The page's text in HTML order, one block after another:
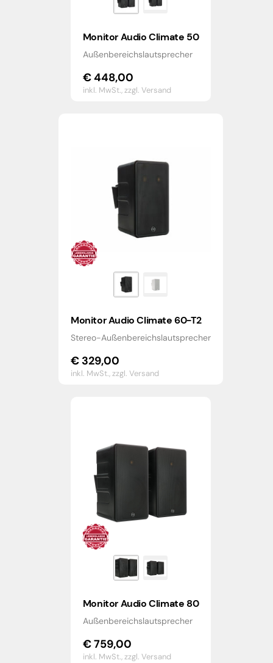
Monitor Audio Climate 50
Außenbereichslautsprecher
€448,00
inkl. MwSt.,zzgl. Versand
Monitor Audio Climate 60-T2
Stereo-Außenbereichslautsprecher
€ 329,00
inkl. MwSt.,zzgl. Versand
Monitor Audio Climate 80
Außenbereichslautsprecher
€759,00
inkl. MwSt.,zzgl. Versand